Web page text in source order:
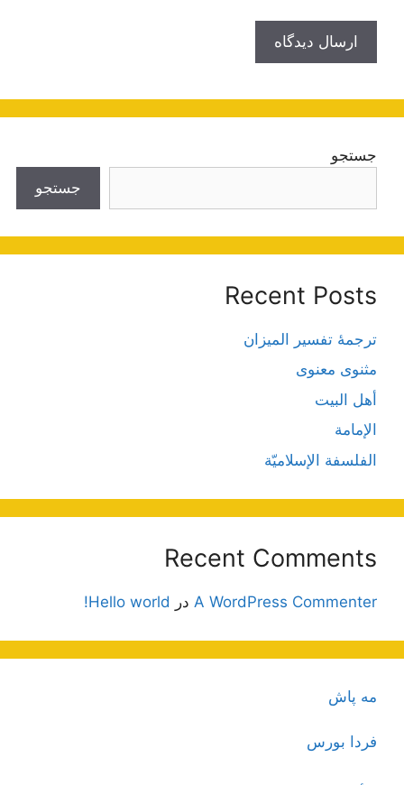
جستجو
جستجو
Recent Posts
ترجمۀ تفسیر المیزان
مثنوی معنوی
أهل البيت
الإمامة
الفلسفة الإسلاميّة
Recent Comments
A WordPress Commenter در Hello world!
مه پاش
فردا بورس